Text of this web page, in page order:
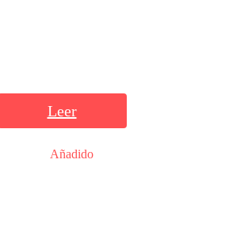
Leer
Añadido